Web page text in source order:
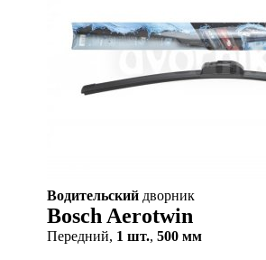
Водительский дворник
Bosch Aerotwin
Передний, 1 шт., 500 мм